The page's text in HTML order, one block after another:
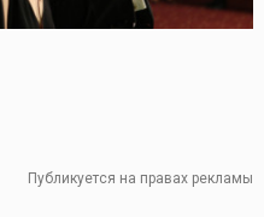
Публикуется на правах рекламы